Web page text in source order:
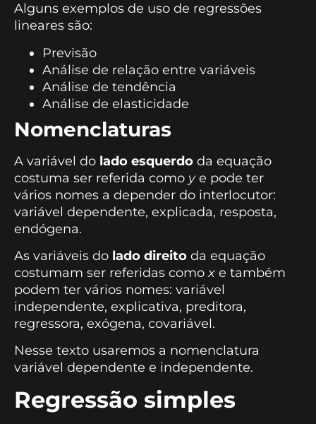
Alguns exemplos de uso de regressões
lineares são:
Previsão
Análise de relação entre variáveis
Análise de tendência
Análise de elasticidade
Nomenclaturas
A variável do lado esquerdo da equação
costuma ser referida como ye pode ter
vários nomes a depender do interlocutor:
variável dependente, explicada, resposta,
endógena.
As variáveis do lado direito da equação
costumam ser referidas comox e também
podem ter vários nomes: variável
independente, explicativa, preditora,
regressora, exógena, covariável.
Nesse texto usaremos a nomenclatura
variável dependente e independente.
Regressão simples